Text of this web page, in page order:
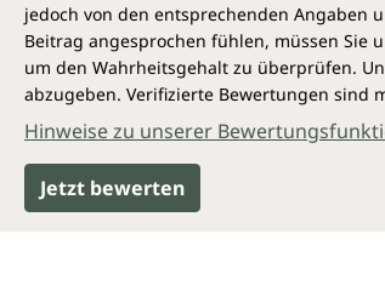
jedoch von den entsprechenden Angaben
Beitrag angesprochen fühlen, müssen Sie
um den Wahrheitsgehalt zu überprüfen.
abzugeben. Verifizierte Bewertungen sind
Hinweise zu unserer
Jetzt bewerten